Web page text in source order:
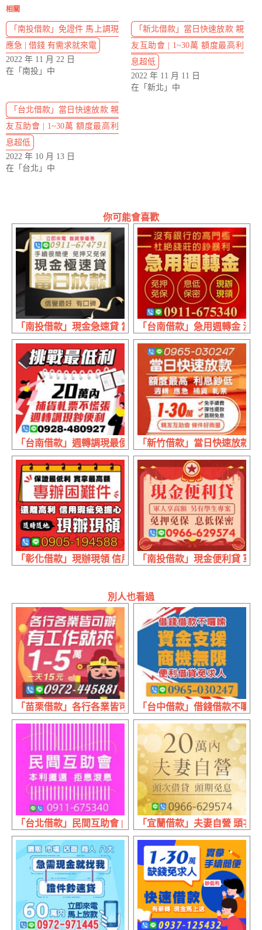
相關
「南投借款」免證件 馬上調現
應急 | 借錢 有需求就來電
2022 年 11 月 22 日
在「南投」中
「新北借款」當日快速放款 親
友互助會 | 1~30萬 額度最高利
息超低
2022 年 11 月 11 日
在「新北」中
「台北借款」當日快速放款 親
友互助會 | 1~30萬 額度最高利
息超低
2022 年 10 月 13 日
在「台北」中
你可能會喜歡
「南投借款」現金急速貸 當日放款 | 手續很簡便 免押又免保
「台南借款」急用週轉金 沒
「台南借款」週轉調現最便利 挑戰最低利 | 20萬內 補貨軋
「新竹借款」當日快速放款
「彰化借款」現辦現領 信用瑕疵免擔心 | 保證最低利 實拿
「南投借款」現金便利貸 軍
別人也看過
「苗栗借款」各行各業皆可辦 有工作來就借 | 1~5萬 1天15元
「台中借款」借錢借款不囉
「台北借款」民間互助會 | 本利攤還 拒息滾息
「宜蘭借款」夫妻自營 頭次